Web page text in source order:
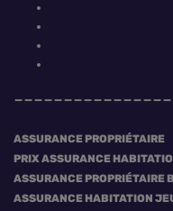
ASSURANCE PROPRIÉTAIRE
PRIX ASSURANCE
ASSURANCE PROPRIÉTAIRE
ASSURANCE HABITATION